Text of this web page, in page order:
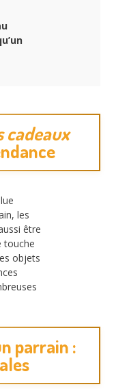
cadeaux
les
être
touche
objets
parrain :